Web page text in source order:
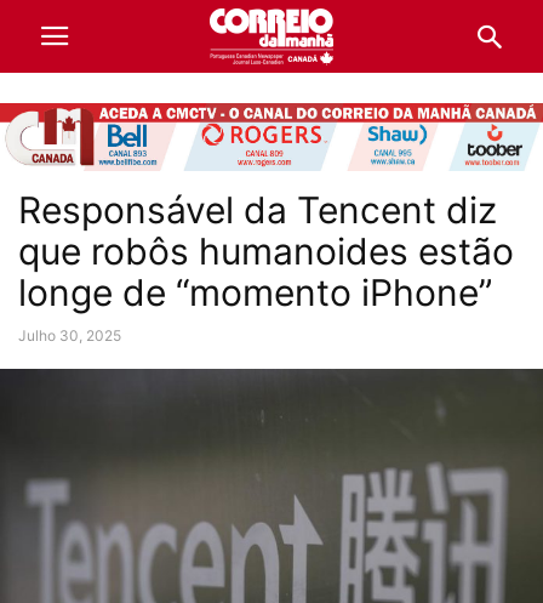
Responsável da Tencent diz
que robôs humanoides estão
longe de “momento iPhone”
Julho 30, 2025